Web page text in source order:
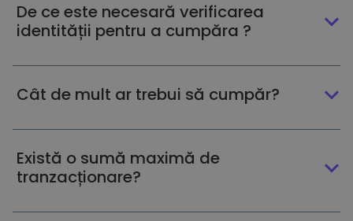
De ce este necesară verificarea
identității pentru a cumpăra ?
Cât de mult ar trebui să cumpăr?
Există o sumă maximă de
tranzacționare?